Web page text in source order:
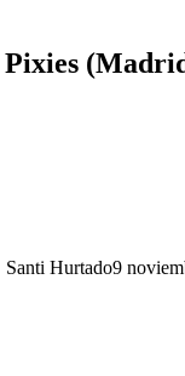
Santi Hurtado9